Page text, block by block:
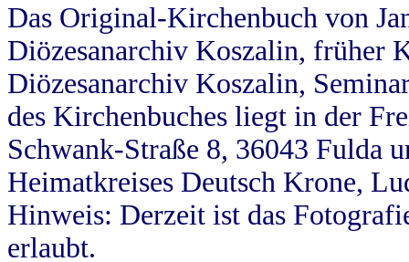
Das Original-Kirchenbuch von
Diözesanarchiv Koszalin, früher
Diözesanarchiv Koszalin,
des Kirchenbuches liegt in der
Schwank-Straße 8, 36043 Fulda
Heimatkreises Deutsch Krone,
Hinweis: Derzeit ist das
erlaubt.